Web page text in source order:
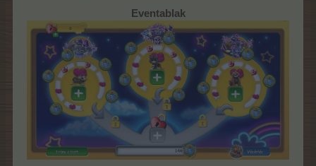
Eventablak